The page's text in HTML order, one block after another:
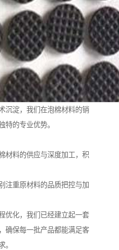
沉淀，我们在泡棉材料的销
特的专业优势。
材料的供应与深度加工，积
注重原材料的品质把控与加
优化，我们已经建立起一套
确保每一批产品都能满足客
。